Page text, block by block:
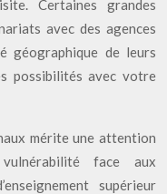
Certaines grandes
avec des agences
géographique de leurs
possibilités avec votre
mérite une attention
face aux
supérieur